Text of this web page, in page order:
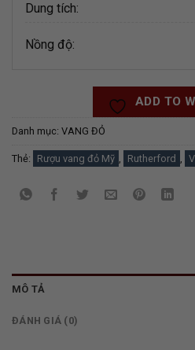
Dung tích:
Nồng độ:
ADD TO
Danh mục: VANG ĐỎ
Thẻ: Rượu vang đỏ Mỹ Rutherford
MÔ TẢ
ĐÁNH GIÁ (0)